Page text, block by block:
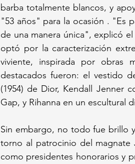
barba totalmente blancos, y
"53 años" para la ocasión . "Es
de una manera única", explicó
optó por la caracterización
viviente, inspirada por obras
destacados fueron: el vestido
(1954) de Dior, Kendall Jenner
Gap, y Rihanna en un escultural
Sin embargo, no todo fue brillo
torno al patrocinio del magnate
como presidentes honorarios y